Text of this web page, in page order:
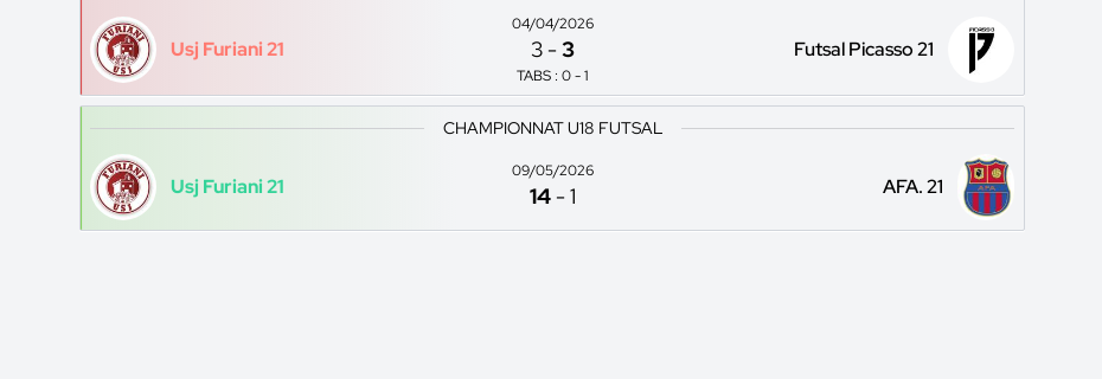
Usj Furiani 21
04/04/2026
3 -3
TABS : 0 - 1
Futsal Picasso 21
CHAMPIONNAT U18 FUTSAL
Usj Furiani 21
09/05/2026
14 -1 AFA. 21